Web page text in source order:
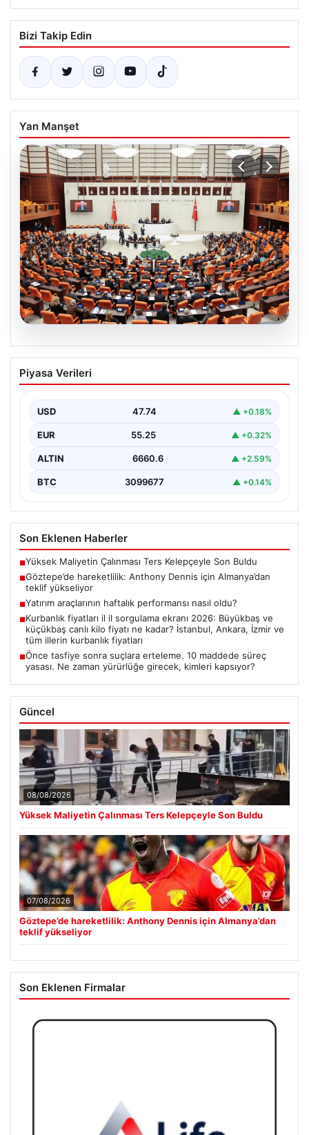
Bizi Takip Edin
Yan Manşet
05.08.2026
Önce tasfiye sonra suçlara erteleme. 10
maddede süreç yasası. Ne zaman
Piyasa Verileri
USD 47.74 ▲ +0.18%
EUR 55.25 ▲ +0.32%
ALTIN 6660.6 ▲ +2.59%
BTC 3099677 ▲ +0.14%
Son Eklenen Haberler
■Yüksek Maliyetin Çalınması Ters Kelepçeyle Son Buldu
■Göztepe’de hareketlilik: Anthony Dennis için Almanya’dan
teklif yükseliyor
■Yatırım araçlarının haftalık performansı nasıl oldu?
■Kurbanlık fiyatları il il sorgulama ekranı 2026: Büyükbaş ve
küçükbaş canlı kilo fiyatı ne kadar? İstanbul, Ankara, İzmir ve
tüm illerin kurbanlık fiyatları
■Önce tasfiye sonra suçlara erteleme. 10 maddede süreç
yasası. Ne zaman yürürlüğe girecek, kimleri kapsıyor?
Güncel
08/08/2026
Yüksek Maliyetin Çalınması Ters Kelepçeyle Son Buldu
07/08/2026
Göztepe’de hareketlilik: Anthony Dennis için Almanya’dan
teklif yükseliyor
Son Eklenen Firmalar